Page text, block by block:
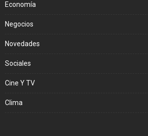
Economía
Negocios
Novedades
Sociales
Cine Y TV
Clima